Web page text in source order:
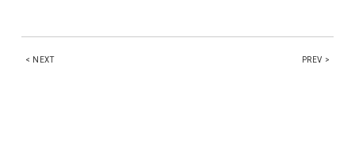
< NEXT PREV >